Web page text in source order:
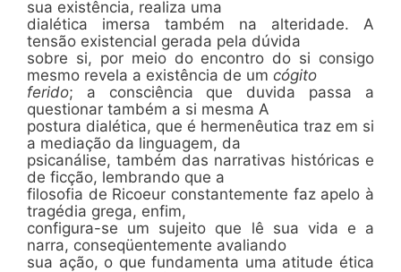
sua existência, realiza uma
dialética imersa também na alteridade. A
tensão existencial gerada pela dúvida
sobre si, por meio do encontro do si consigo
mesmo revela a existência de um cógito
ferido; a consciência que duvida passa a
questionar também a si mesma A
postura dialética, que é hermenêutica traz em si
a mediação da linguagem, da
psicanálise, também das narrativas históricas e
de ficção, lembrando que a
filosofia de Ricoeur constantemente faz apelo à
tragédia grega, enfim,
configura-se um sujeito que lê sua vida e a
narra, conseqüentemente avaliando
sua ação, o que fundamenta uma atitude ética